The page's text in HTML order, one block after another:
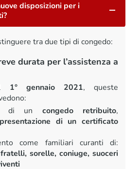
disposizioni per i
tra due tipi di congedo:
durata per l’assistenza a
1° gennaio 2021, queste
di un congedo retribuito,
presentazione di un certificato
come familiari curanti di:
sorelle, coniuge, suoceri